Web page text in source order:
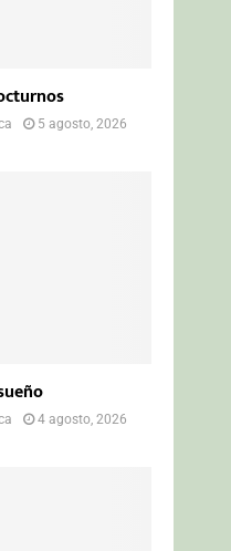
5 agosto, 2026
4 agosto, 2026